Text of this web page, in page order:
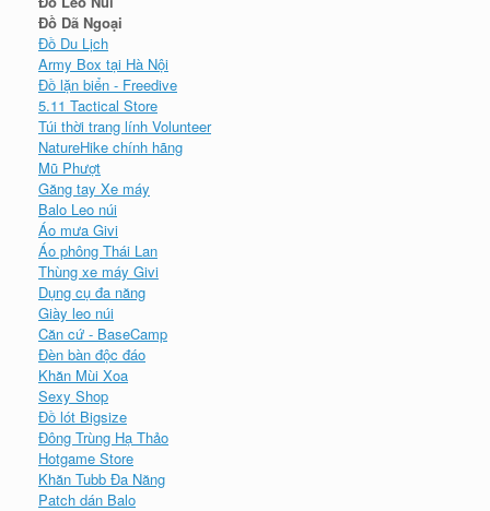
Đồ Dã Ngoại
Đồ Du Lịch
Army Box tại Hà Nội
Đồ lặn biển - Freedive
5.11 Tactical Store
Túi thời trang lính Volunteer
NatureHike chính hãng
Mũ Phượt
Găng tay Xe máy
Balo Leo núi
Áo mưa Givi
Áo phông Thái Lan
Thùng xe máy Givi
Dụng cụ đa năng
Giày leo núi
Căn cứ - BaseCamp
Đèn bàn độc đáo
Khăn Mùi Xoa
Sexy Shop
Đồ lót Bigsize
Đông Trùng Hạ Thảo
Hotgame Store
Khăn Tubb Đa Năng
Patch dán Balo